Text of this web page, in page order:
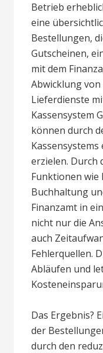
Betrieb
eine
Bestellungen,
Gutscheinen,
mit dem
Abwicklung
Lieferdienste
Kassensystem
können durch
erzielen. Durch
Funktionen
Buchhaltung
Finanzamt in
nicht nur die
auch
Fehlerquellen.
Abläufen und
Das Ergebnis?
der
durch den